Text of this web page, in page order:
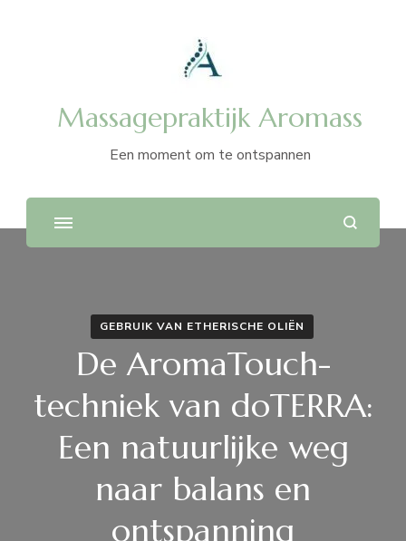
Massagepraktijk Aromass
Een moment om te ontspannen
GEBRUIK VAN ETHERISCHE OLIËN
De AromaTouch-
techniek van doTERRA:
Een natuurlijke weg
naar balans en
ontspanning